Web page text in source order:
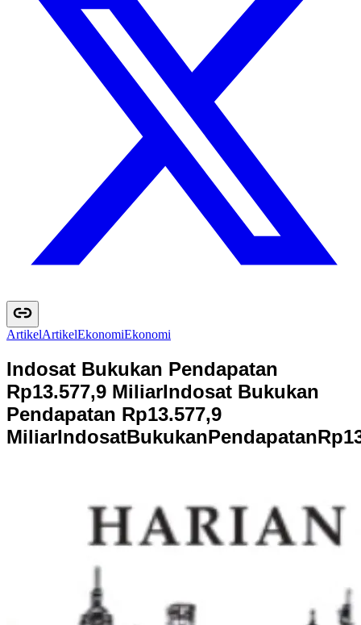
ArtikelArtikelEkonomiEkonomi
Indosat Bukukan Pendapatan
Rp13.577,9 MiliarIndosat Bukukan
Pendapatan Rp13.577,9
MiliarIndosatBukukanPendapatanRp1